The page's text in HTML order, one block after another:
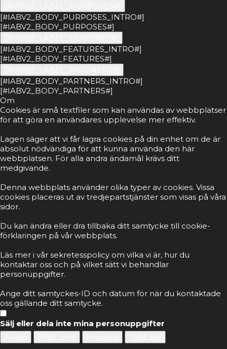
[#IABV2_BODY_PURPOSES_INTRO#]
[#IABV2_BODY_PURPOSES#]
[#IABV2_BODY_FEATURES_INTRO#]
[#IABV2_BODY_FEATURES#]
[#IABV2_BODY_PARTNERS_INTRO#]
[#IABV2_BODY_PARTNERS#]
Om
Cookies är små textfiler som kan användas av webbplatser
för att göra en användares upplevelse mer effektiv.
Lagen säger att vi får lagra cookies på din enhet om de är
absolut nödvändiga för att kunna använda den här
webbplatsen. För alla andra ändamål krävs ditt
medgivande.
Denna webbplats använder olika typer av cookies. Vissa
cookies placeras ut av tredjepartstjänster som visas på våra
sidor.
Du kan ändra eller dra tillbaka ditt samtycke till cookie-
förklaringen på vår webbplats.
Läs mer i vår sekretesspolicy om vilka vi är, hur du
kontaktar oss och på vilket sätt vi behandlar
personuppgifter.
Ange ditt samtyckes-ID och datum för när du kontaktade
oss gällande ditt samtycke.
Sälj eller dela inte mina personuppgifter